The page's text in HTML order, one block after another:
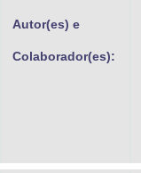
Autor(es) e
Colaborador(es):